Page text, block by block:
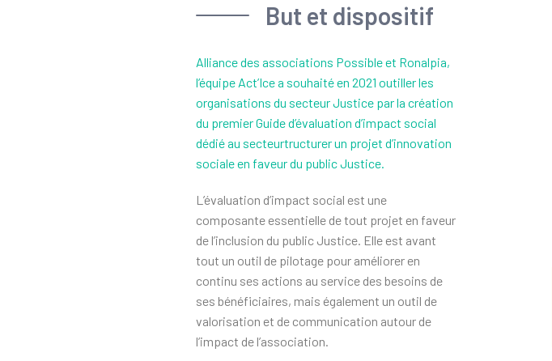
But et dispositif
Alliance des associations Possible et Ronalpia,
l’équipe Act’Ice a souhaité en 2021 outiller les
organisations du secteur Justice par la création
du premier Guide d’évaluation d’impact social
dédié au secteurtructurer un projet d’innovation
sociale en faveur du public Justice.
L’évaluation d’impact social est une
composante essentielle de tout projet en faveur
de l’inclusion du public Justice. Elle est avant
tout un outil de pilotage pour améliorer en
continu ses actions au service des besoins de
ses bénéficiaires, mais également un outil de
valorisation et de communication autour de
l’impact de l’association.